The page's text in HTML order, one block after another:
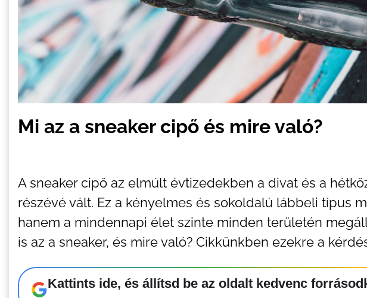
Mi az a sneaker cipő és mire való?
A sneaker cipő az elmúlt évtizedekben a divat és a
részévé vált. Ez a kényelmes és sokoldalú lábbeli típus
hanem a mindennapi élet szinte minden területén
is az a sneaker, és mire való? Cikkünkben ezekre a
Kattints ide, és állítsd be az oldalt kedvenc